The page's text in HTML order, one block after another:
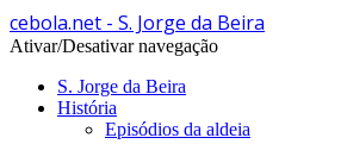
cebola.net - S. Jorge da Beira
Ativar/Desativar navegação
S. Jorge da Beira
História
Episódios da aldeia